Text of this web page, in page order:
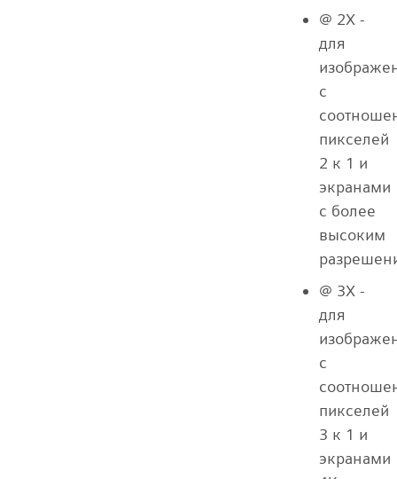
@ 2X -
для
с
пикселей
2 к 1 и
экранами
с более
высоким
@ 3X -
для
с
пикселей
3 к 1 и
экранами